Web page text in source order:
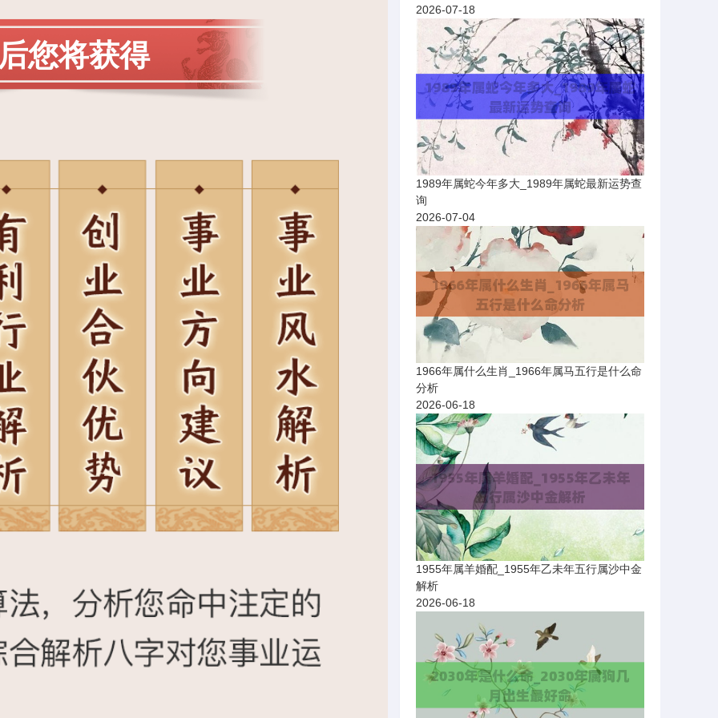
您将获得
2026-07-18
1989年属蛇今年多大_1989年属蛇最新运势查
询
2026-07-04
1966年属什么生肖_1966年属马五行是什么命
分析
2026-06-18
1955年属羊婚配_1955年乙未年五行属沙中金
解析
2026-06-18